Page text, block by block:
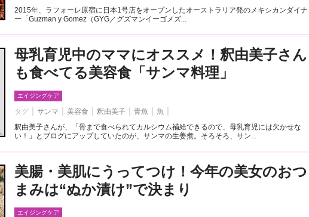
2015年、ラフォーレ原宿に日本1号店をオープンしたオーストラリア発のメキシカンダイナ
ー「Guzman y Gomez（GYG／グズマンイーゴメズ...
母乳育児中のママにオススメ！釈由美子さん
も食べてる美容食「サンマ料理」
エイジングケア
タグ サンマ 美容食 釈由美子 青魚
魚
釈由美子さんが、「骨まで食べられてカルシウム補給できるので、母乳育児には欠かせな
い！」とブログにアップしていたのが、サンマの生姜煮。そろそろ、サン...
美腸・美肌にうってつけ！今年の美女のおつ
まみは“ぬか漬け”で決まり
エイジングケア